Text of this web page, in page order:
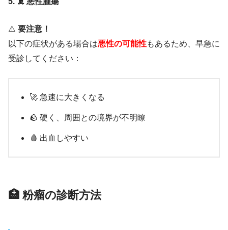
⚠️ 要注意！
以下の症状がある場合は悪性の可能性もあるため、早急に
受診してください：
🚀 急速に大きくなる
🪨 硬く、周囲との境界が不明瞭
🩸 出血しやすい
🏥 粉瘤の診断方法